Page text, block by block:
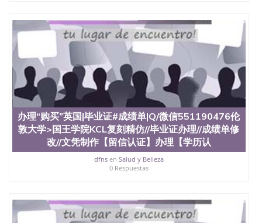
合性大学，每年有来自世界各地的成百上千的海外学
生前往求学。 至今，这是一所在世界上享有学术地
位、声誉、实习机会和影响力的高等教育机构，并获
誉为美国本科教育质量的核心代表。其计算机系与会
计系更是在当今美国大学教学排名中表现优异。其毕
业生大多可以在其所处地域的世界硅谷中心得到工作
机会。许多硅谷公司甚至在学生大三和大四的学期提
供许多相应科系的实习机会。无论是加州大学系统
(UC)，还是加州州立大学系统(CSU), 圣何塞州立大学
都占据着加州所有大学中的地理位置。 圣何塞州立大
学座落于硅谷(Silicon Valley), 于附近的旧金山-圣何塞
地区为全美的重要科技中心。约有学生三万人，超过
134种学士学科和65个硕士学科，并有来自世界60余
国的学生来此就读。其有名的科系如计算机科学，电
也吸引了众多不同国家的专业人士前来研究与学习。
二、办理流程： 1、收集客户办理信息； 2、客户付
办理“购买”英国|毕业证#成绩单|Q/微信551190476伦
敦大学>国王学院KCL复刻精仿//毕业证办理//成绩单修
改//文凭制作【留信认证】办理【学历认
dfnsen Salud y Belleza
0 Respuestas